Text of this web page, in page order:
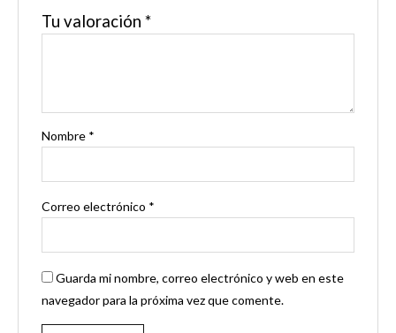
Tu valoración *
Nombre *
Correo electrónico *
Guarda mi nombre, correo electrónico y web en este
navegador para la próxima vez que comente.